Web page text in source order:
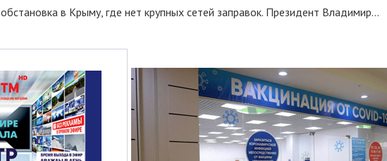
обстановка в Крыму, где нет крупных сетей заправок. Президент Владимир...